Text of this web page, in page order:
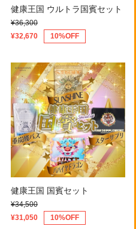
健康王国 ウルトラ国賓セット
¥36,300
¥32,670
10%OFF
健康王国 国賓セット
¥34,500
¥31,050
10%OFF